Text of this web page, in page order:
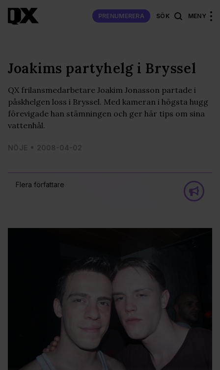
PRENUMERERA SÖK MENY
Flera författare
Joakims partyhelg i Bryssel
QX frilansmedarbetare Joakim Jonasson partade i
påskhelgen loss i Bryssel. Med kameran i högsta hugg
förevigade han stämningen och ger här tips om sina
vattenhål.
NÖJE 2008-04-02